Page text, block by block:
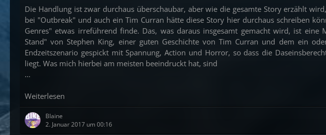
Die Handlung ist zwar durchaus überschaubar, aber wie die gesamte Story erzählt
bei "Outbreak" und auch ein Tim Curran hätte diese Story hier durchaus schreiben
Genres" etwas irreführend finde. Das, was daraus insgesamt gemacht wird, ist eine
Stand" von Stephen King, einer guten Geschichte von Tim Curran und dem ein
Endzeitszenario gespickt mit Spannung, Action und Horror, so dass die
liegt. Was mich hierbei am meisten beeindruckt hat, sind
…
Weiterlesen
Blaine
2. Januar 2017 um 00:16